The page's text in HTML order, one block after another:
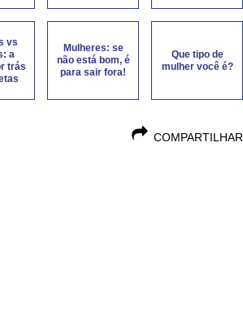
vs
a
trás
Mulheres: se
não está bom, é
para sair fora!
Que tipo de
mulher você é?
COMPARTILHAR